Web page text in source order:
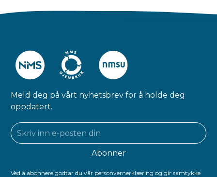
Meld deg på vårt nyhetsbrev for å holde deg
oppdatert.
Ved å abonnere godtar du vår personvernerklæring og gir samtykke